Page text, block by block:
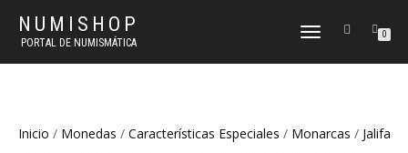
NUMISHOP
PORTAL DE NUMISMÁTICA
CAMBIAR
0
Inicio / Monedas / Características Especiales / Monarcas / Jalifa